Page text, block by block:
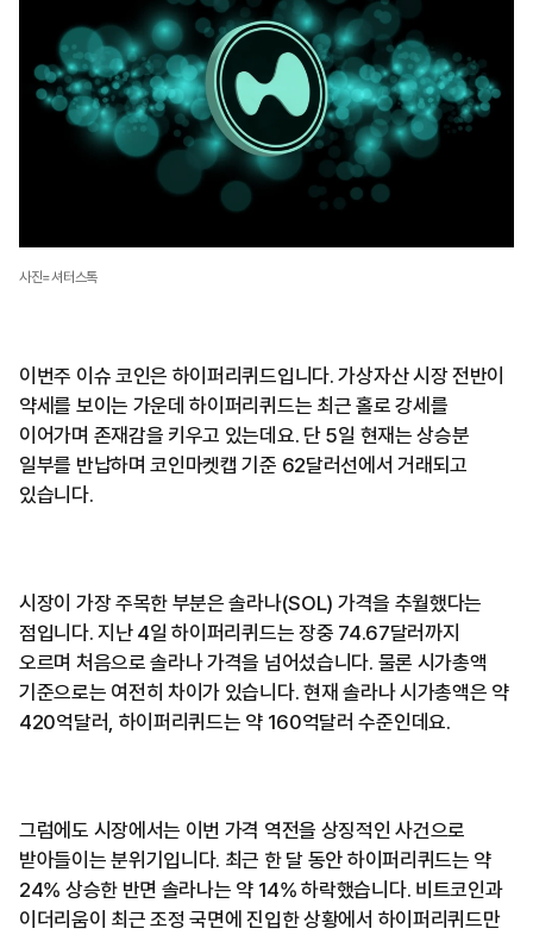
사진=셔터스톡
이번주 이슈 코인은 하이퍼리퀴드입니다. 가상자산 시장 전반이
약세를 보이는 가운데 하이퍼리퀴드는 최근 홀로 강세를
이어가며 존재감을 키우고 있는데요. 단 5일 현재는 상승분
일부를 반납하며 코인마켓캡 기준 62달러선에서 거래되고
있습니다.
시장이 가장 주목한 부분은 솔라나(SOL) 가격을 추월했다는
점입니다. 지난 4일 하이퍼리퀴드는 장중 74.67달러까지
오르며 처음으로 솔라나 가격을 넘어섰습니다. 물론 시가총액
기준으로는 여전히 차이가 있습니다. 현재 솔라나 시가총액은 약
420억달러, 하이퍼리퀴드는 약 160억달러 수준인데요.
그럼에도 시장에서는 이번 가격 역전을 상징적인 사건으로
받아들이는 분위기입니다. 최근 한 달 동안 하이퍼리퀴드는 약
24% 상승한 반면 솔라나는 약 14% 하락했습니다. 비트코인과
이더리움이 최근 조정 국면에 진입한 상황에서 하이퍼리퀴드만